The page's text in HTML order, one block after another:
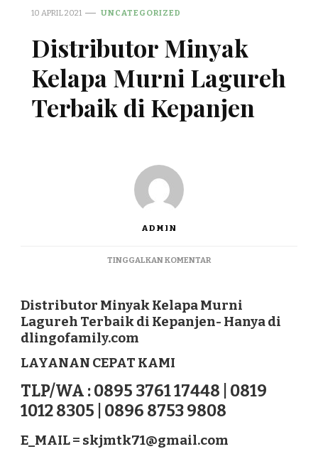
10 APRIL 2021 UNCATEGORIZED
Distributor Minyak
Kelapa Murni Lagureh
Terbaik di Kepanjen
ADMIN
TINGGALKAN KOMENTARPADA
KELAPA
MURNI
LAGUREH
Distributor Minyak Kelapa Murni
Lagureh Terbaik di Kepanjen- Hanya di
dlingofamily.com
LAYANAN CEPAT KAMI
TLP/WA : 0895 3761 17448 | 0819
1012 8305 | 0896 8753 9808
E_MAIL = skjmtk71@gmail.com